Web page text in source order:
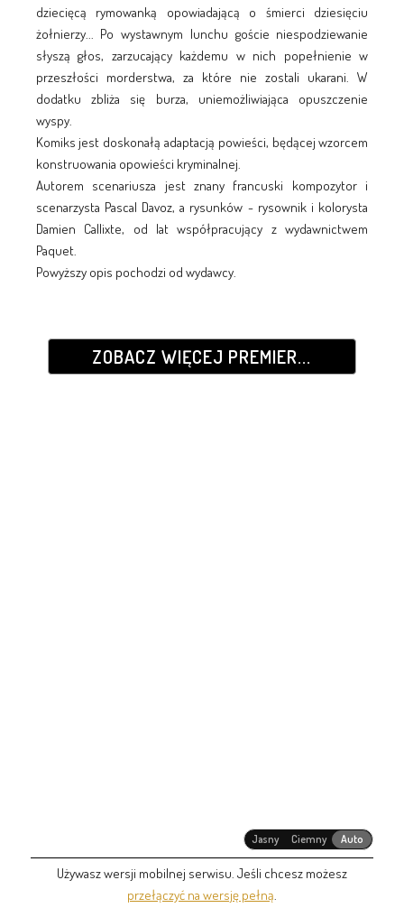
dziecięcą rymowanką opowiadającą o śmierci dziesięciu
żołnierzy... Po wystawnym lunchu goście niespodziewanie
słyszą głos, zarzucający każdemu w nich popełnienie w
przeszłości morderstwa, za które nie zostali ukarani. W
dodatku zbliża się burza, uniemożliwiająca opuszczenie
wyspy.
Komiks jest doskonałą adaptacją powieści, będącej wzorcem
konstruowania opowieści kryminalnej.
Autorem scenariusza jest znany francuski kompozytor i
scenarzysta Pascal Davoz, a rysunków - rysownik i kolorysta
Damien Callixte, od lat współpracujący z wydawnictwem
Paquet.
Powyższy opis pochodzi od wydawcy.
ZOBACZ WIĘCEJ PREMIER...
Jasny Ciemny Auto
Używasz wersji mobilnej serwisu. Jeśli chcesz możesz
przełączyć na wersję pełną